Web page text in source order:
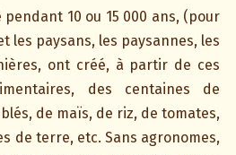
pendant 10 ou 15 000 ans, (pour
les paysans, les paysannes, les
ont créé, à partir de ces
des centaines de
de maïs, de riz, de tomates,
de terre, etc. Sans agronomes,